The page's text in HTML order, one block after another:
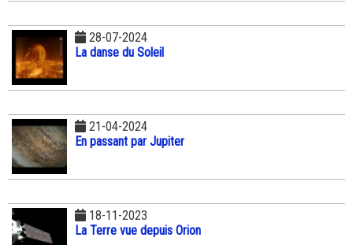
28-07-2024
La danse du Soleil
21-04-2024
En passant par Jupiter
18-11-2023
La Terre vue depuis Orion